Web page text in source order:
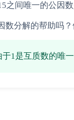
之间唯一的公因
数分解的帮助吗
于1是互质数的唯